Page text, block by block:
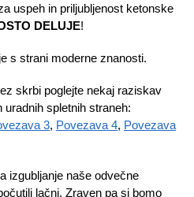
uspeh in priljubljenost ketonske
DELUJE!
s strani moderne znanosti.
skrbi poglejte nekaj raziskav
uradnih spletnih straneh:
3, Povezava 4, Povezava
izgubljanje naše odvečne
lačni. Zraven pa si bomo